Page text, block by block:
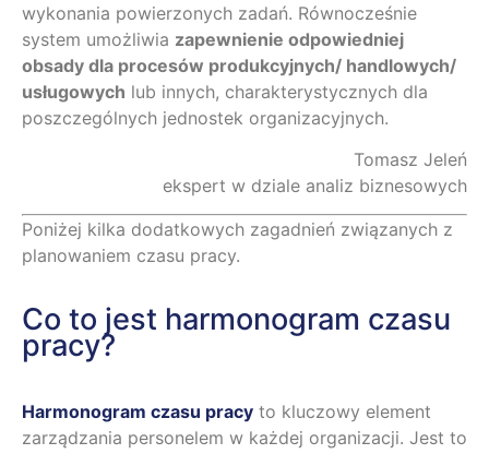
wykonania powierzonych zadań. Równocześnie
system umożliwia zapewnienie odpowiedniej
obsady dla procesów produkcyjnych/ handlowych/
usługowych lub innych, charakterystycznych dla
poszczególnych jednostek organizacyjnych.
Tomasz Jeleń
ekspert w dziale analiz biznesowych
Poniżej kilka dodatkowych zagadnień związanych z
planowaniem czasu pracy.
Co to jest harmonogram czasu
pracy?
Harmonogram czasu pracy to kluczowy element
zarządzania personelem w każdej organizacji. Jest to